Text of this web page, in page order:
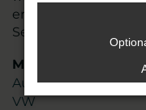
erstklassigen
Service.
Marken
Audi
VW